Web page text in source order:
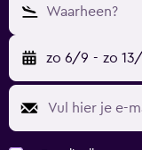
Waarheen?
zo 6/9 - zo